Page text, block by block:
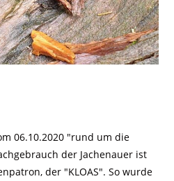
06.10.2020 "rund um die
der Jachenauer ist
der "KLOAS". So wurde